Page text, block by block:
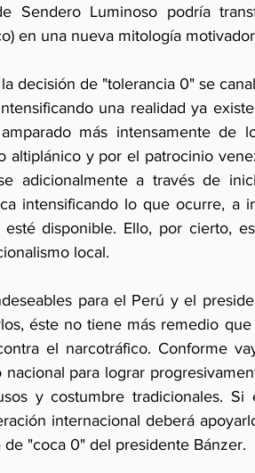
Sendero Luminoso podría
en una nueva mitología
decisión de "tolerancia 0" se
una realidad ya
más intensamente de
altiplánico y por el patrocinio
adicionalmente a través de
intensificando lo que ocurre, a
disponible. Ello, por cierto,
local.
para el Perú y el
éste no tiene más remedio
el narcotráfico. Conforme
para lograr
y costumbre tradicionales.
internacional deberá
"coca 0" del presidente Bánzer.